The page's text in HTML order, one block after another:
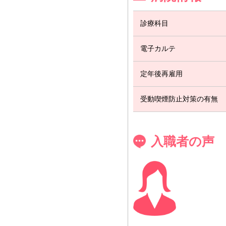
診療科目
電子カルテ
定年後再雇用
受動喫煙防止対策の有無
入職者の声